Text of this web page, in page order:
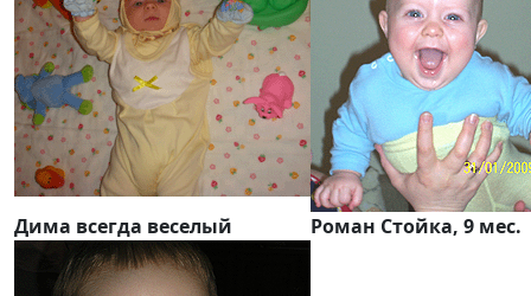
Дима всегда веселый Роман Стойка, 9 мес.